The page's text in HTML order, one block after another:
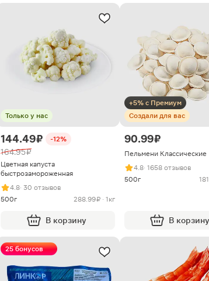
Только у нас
144.49 ₽ -12%
164.95 ₽
Цветная капуста
быстрозамороженная
4.8· 30 отзывов
500г
288.99 ₽ · 1кг
В корзину
+5% с Премиум
Создали для вас
90.99 ₽
Пельмени Классические
4.8· 1658 отзывов
500г
В корзину
25 бонусов